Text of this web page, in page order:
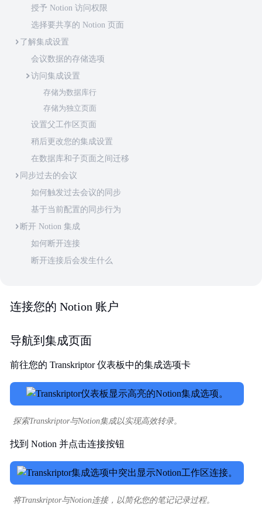
授予 Notion 访问权限
选择要共享的 Notion 页面
了解集成设置
会议数据的存储选项
访问集成设置
存储为数据库行
存储为独立页面
设置父工作区页面
稍后更改您的集成设置
在数据库和子页面之间迁移
同步过去的会议
如何触发过去会议的同步
基于当前配置的同步行为
断开 Notion 集成
如何断开连接
断开连接后会发生什么
连接您的 Notion 账户
导航到集成页面
前往您的 Transkriptor 仪表板中的集成选项卡
探索Transkriptor与Notion集成以实现高效转录。
找到 Notion 并点击连接按钮
将Transkriptor与Notion连接，以简化您的笔记记录过程。